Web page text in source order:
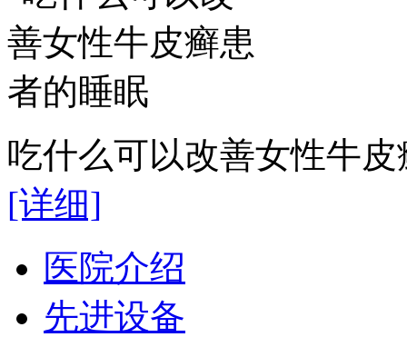
吃什么可以改善女性牛
[详细]
医院介绍
先进设备